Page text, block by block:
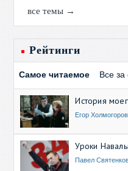
все темы →
Рейтинги
Самое читаемое Все за
История
Егор Холмогоров
Уроки
Павел